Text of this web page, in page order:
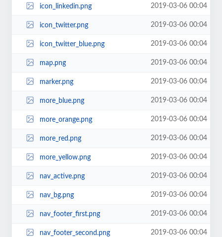
icon_linkedin.png 2019-03-06 00:04
icon_twitter.png 2019-03-06 00:04
icon_twitter_blue.png 2019-03-06 00:04
map.png 2019-03-06 00:04
marker.png 2019-03-06 00:04
more_blue.png 2019-03-06 00:04
more_orange.png 2019-03-06 00:04
more_red.png 2019-03-06 00:04
more_yellow.png 2019-03-06 00:04
nav_active.png 2019-03-06 00:04
nav_bg.png 2019-03-06 00:04
nav_footer_first.png 2019-03-06 00:04
nav_footer_second.png 2019-03-06 00:04